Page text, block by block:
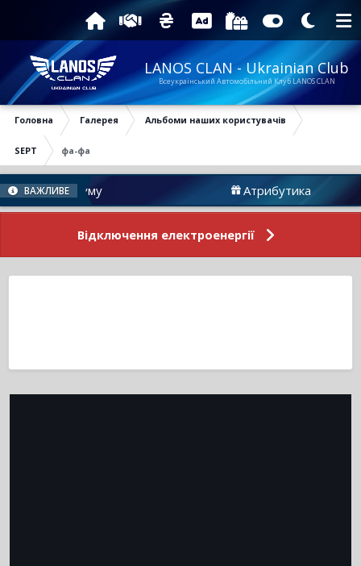
LANOS CLAN - Ukrainian Club
Всеукраїнський Автомобільний Клуб LANOS CLAN
Головна Галерея Альбоми наших користувачів
SEPT фа-фа
ВАЖЛИВЕ
Форуму Атрибутика
Відключення електроенергії